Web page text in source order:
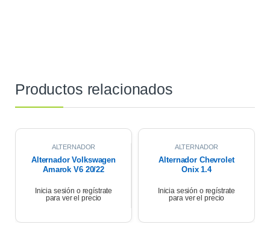
Productos relacionados
ALTERNADOR
Alternador Volkswagen
Amarok V6 20/22
Inicia sesión o regístrate
para ver el precio
ALTERNADOR
Alternador Chevrolet
Onix 1.4
Inicia sesión o regístrate
para ver el precio